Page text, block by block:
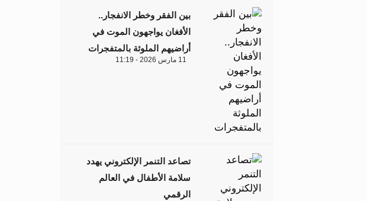
بين الفقر وخطر الانفجار..
الأفغان يواجهون الموت في
أراضيهم الملوثة بالمتفجرات
11 مارس 2026 - 11:19
تصاعد التنمر الإلكتروني يهدد
سلامة الأطفال في العالم
الرقمي